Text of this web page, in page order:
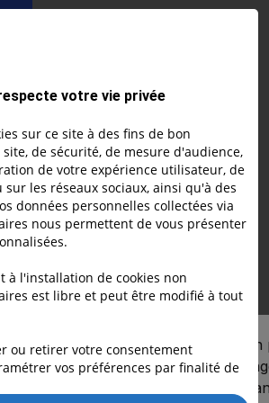
mon
cession
savoir
de la
d’entreprise
: ce qu’il
savoir
Vendre son entreprise, c’est un
comme tourner une grande
vie professionnelle. C’est
votre vie privée
sur ce site à des fins de bon
de sécurité, de mesure d'audience,
de votre expérience utilisateur, de
les réseaux sociaux, ainsi qu'à des
données personnelles collectées via
nous permettent de vous présenter
à l'installation de cookies non
est libre et peut être modifié à tout
ou retirer votre consentement
vos préférences par finalité de